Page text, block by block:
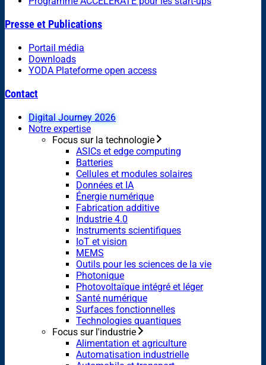
Presse et Publications
Portail média
Downloads
YODA Plateforme open access
Contact
Digital Journey 2026
Notre expertise
Focus sur la technologie
ASICs et edge computing
Batteries
Cellules et modules solaires
Données et IA
Énergie numérique
Fabrication additive
Industrie 4.0
Instruments scientifiques
IoT et vision
MEMS
Outils pour les sciences de la vie
Photonique
Photovoltaïque intégré et léger
Santé numérique
Surfaces fonctionnelles
Technologies quantiques
Focus sur l'industrie
Alimentation et agriculture
Automatisation industrielle